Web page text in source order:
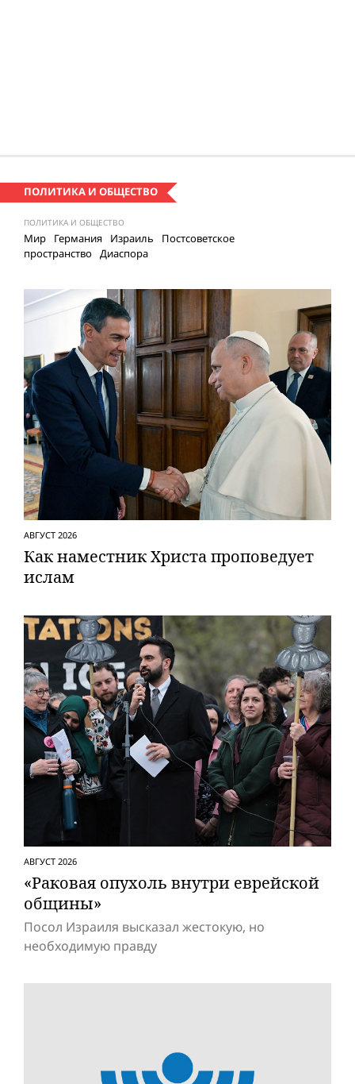
ПОЛИТИКА И ОБЩЕСТВО
ПОЛИТИКА И ОБЩЕСТВО
Мир Германия Израиль
Постсоветское
пространство Диаспора
АВГУСТ 2026
Как наместник Христа проповедует
ислам
АВГУСТ 2026
«Раковая опухоль внутри еврейской
общины»
Посол Израиля высказал жестокую, но
необходимую правду